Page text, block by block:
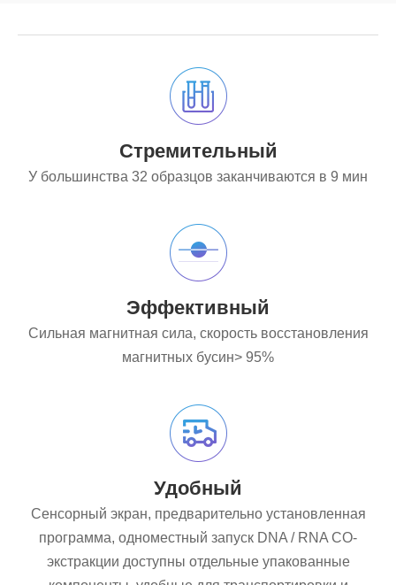
Стремительный
У большинства 32 образцов заканчиваются в 9 мин
Эффективный
Сильная магнитная сила, скорость восстановления
магнитных бусин> 95%
Удобный
Сенсорный экран, предварительно установленная
программа, одноместный запуск DNA / RNA CO-
экстракции доступны отдельные упакованные